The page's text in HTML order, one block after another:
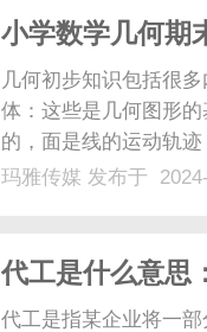
小学数学几何期
几何初步知识包括很
体：这些是几何图形
的，面是线的运动轨
念，如两点间的距离
玛雅传媒 发布于
代工是什么意思
制造中的应用
代工是指某企业将一